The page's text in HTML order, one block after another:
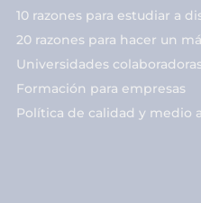
10 razones para estudiar a
20 razones para hacer un
Universidades
Formación para empresas
Política de calidad y medio